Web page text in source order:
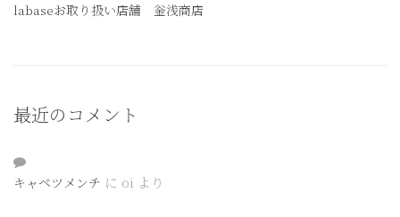
labaseお取り扱い店舗 釡浅商店
最近のコメント
キャベツメンチ に oi より